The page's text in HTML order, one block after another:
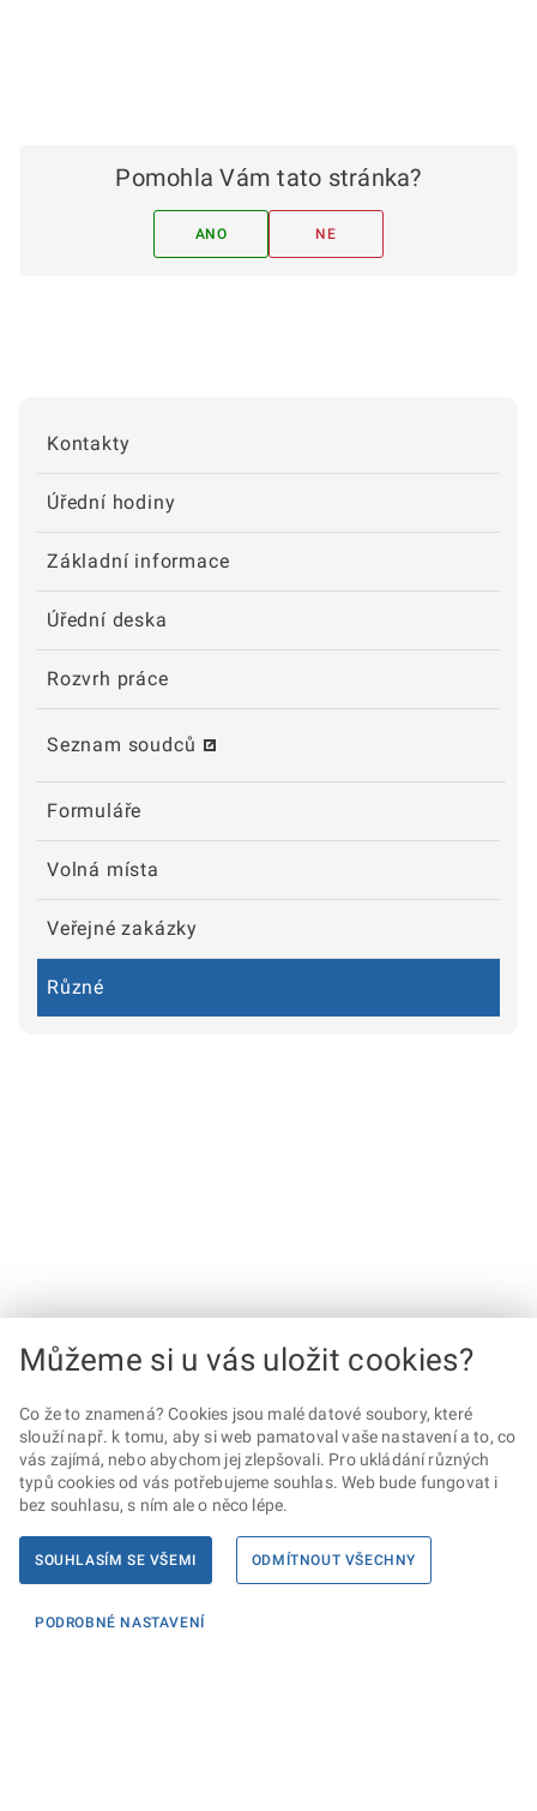
Kontakty
Úřední hodiny
Základní informace
Úřední deska
Rozvrh práce
Seznam soudců
Formuláře
Volná místa
Veřejné zakázky
Různé
Pomohla Vám tato stránka?
ANO NE
Můžeme si u vás uložit cookies?
Co že to znamená? Cookies jsou malé datové soubory, které
slouží např. k tomu, aby si web pamatoval vaše nastavení a to, co
vás zajímá, nebo abychom jej zlepšovali. Pro ukládání různých
typů cookies od vás potřebujeme souhlas. Web bude fungovat i
bez souhlasu, s ním ale o něco lépe.
SOUHLASÍM SE VŠEMI ODMÍTNOUT VŠECHNY
PODROBNÉ NASTAVENÍ